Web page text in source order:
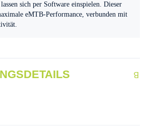
sich per Software einspielen. Dieser
eMTB-Performance, verbunden mit